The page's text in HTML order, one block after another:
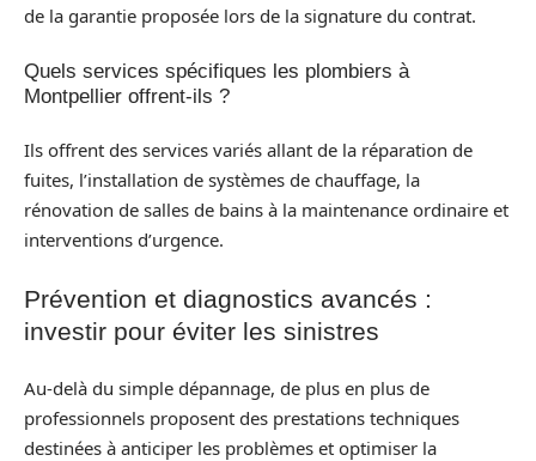
de la garantie proposée lors de la signature du contrat.
Quels services spécifiques les plombiers à
Montpellier offrent-ils ?
Ils offrent des services variés allant de la réparation de
fuites, l’installation de systèmes de chauffage, la
rénovation de salles de bains à la maintenance ordinaire et
interventions d’urgence.
Prévention et diagnostics avancés :
investir pour éviter les sinistres
Au-delà du simple dépannage, de plus en plus de
professionnels proposent des prestations techniques
destinées à anticiper les problèmes et optimiser la